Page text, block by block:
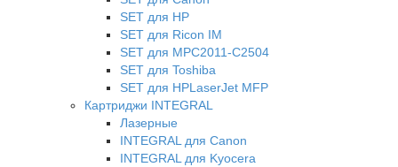
SET для HP
SET для Ricon IM
SET для MPC2011-C2504
SET для Toshiba
SET для HPLaserJet MFP
Картриджи INTEGRAL
Лазерные
INTEGRAL для Canon
INTEGRAL для Kyocera